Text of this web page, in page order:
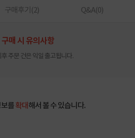
구매후기(2) Q&A(0)
구매 시 유의사항
주문 건은 익일 출고됩니다.
를확대해서 볼 수 있습니다.